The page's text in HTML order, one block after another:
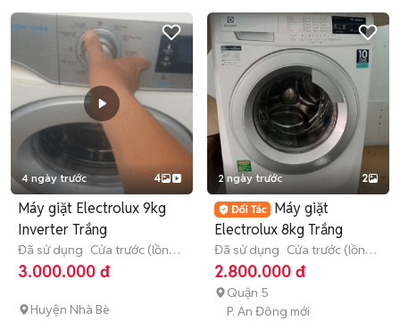
4 ngày trước 4
Máy giặt Electrolux 9kg
Inverter Trắng
Đã sử dụng Cửa trước (lồng
ngang) 9 - 9.9 kg
3.000.000 đ
Huyện Nhà Bè
2 ngày trước 2
Máy giặt
Electrolux 8kg Trắng
Đã sử dụng Cửa trước (lồng
ngang) 8 - 8.9 kg
2.800.000 đ
Quận 5
P. An Đông mới